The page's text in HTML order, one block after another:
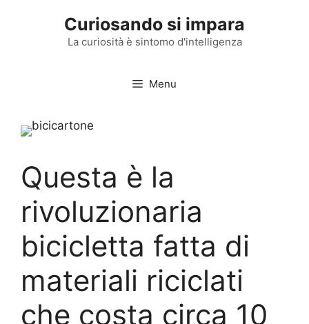
Curiosando si impara
La curiosità è sintomo d'intelligenza
Menu
Questa è la
rivoluzionaria
bicicletta fatta di
materiali riciclati
che costa circa 10